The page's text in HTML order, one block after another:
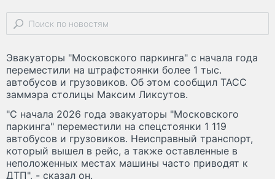
Эвакуаторы "Московского паркинга" с начала года
переместили на штрафстоянки более 1 тыс.
автобусов и грузовиков. Об этом сообщил ТАСС
заммэра столицы Максим Ликсутов.
"С начала 2026 года эвакуаторы "Московского
паркинга" переместили на спецстоянки 1 119
автобусов и грузовиков. Неисправный транспорт,
который вышел в рейс, а также оставленные в
неположенных местах машины часто приводят к
ДТП", - сказал он.